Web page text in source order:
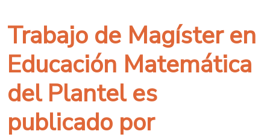
Trabajo de Magíster en
Educación Matemática
del Plantel es
publicado por